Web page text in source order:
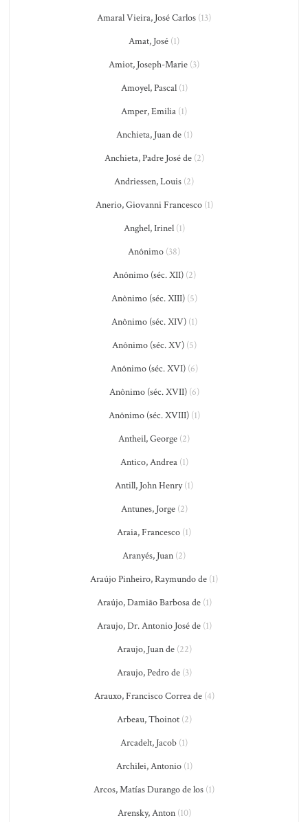
Amaral Vieira, José Carlos (13)
Amat, José (1)
Amiot, Joseph-Marie (3)
Amoyel, Pascal(1)
Amper, Emilia (1)
Anchieta, Juan de(1)
Anchieta, Padre José de(2)
Andriessen, Louis (2)
Anerio, Giovanni Francesco(1)
Anghel, Irinel(1)
Anônimo (38)
Anônimo (séc. XII)(2)
Anônimo (séc. XIII)(5)
Anônimo (séc. XIV)(1)
Anônimo (séc. XV)(5)
Anônimo (séc. XVI)(6)
Anônimo (séc. XVII)(6)
Anônimo (séc. XVIII)(1)
Antheil, George (2)
Antico, Andrea(1)
Antill, John Henry(1)
Antunes, Jorge(2)
Araia, Francesco (1)
Aranyés, Juan (2)
Araújo Pinheiro, Raymundo de (1)
Araújo, Damião Barbosa de(1)
Araujo, Dr. Antonio José de(1)
Araujo, Juan de(22)
Araujo, Pedro de(3)
Arauxo, Francisco Correa de(4)
Arbeau, Thoinot(2)
Arcadelt, Jacob (1)
Archilei, Antonio(1)
Arcos, Matías Durango de los (1)
Arensky, Anton(10)